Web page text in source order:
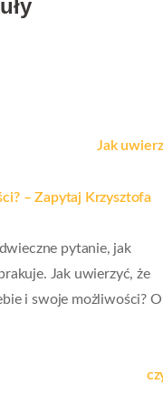
– Zapytaj Krzysztofa
pytanie, jak
Jak uwierzyć, że
i swoje możliwości? O